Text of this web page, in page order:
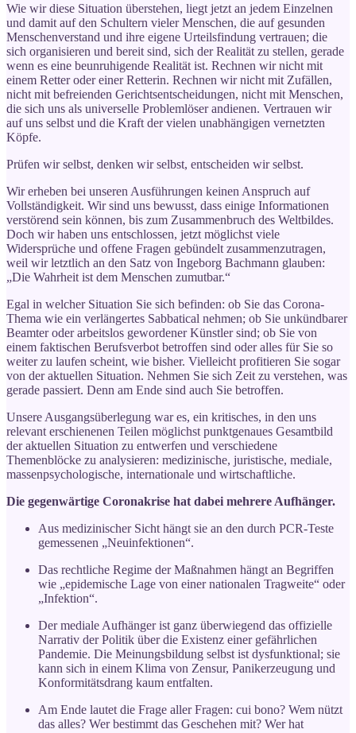
Wie wir diese Situation überstehen, liegt jetzt an jedem Einzelnen
und damit auf den Schultern vieler Menschen, die auf gesunden
Menschenverstand und ihre eigene Urteilsfindung vertrauen; die
sich organisieren und bereit sind, sich der Realität zu stellen, gerade
wenn es eine beunruhigende Realität ist. Rechnen wir nicht mit
einem Retter oder einer Retterin. Rechnen wir nicht mit Zufällen,
nicht mit befreienden Gerichtsentscheidungen, nicht mit Menschen,
die sich uns als universelle Problemlöser andienen. Vertrauen wir
auf uns selbst und die Kraft der vielen unabhängigen vernetzten
Köpfe.
Prüfen wir selbst, denken wir selbst, entscheiden wir selbst.
Wir erheben bei unseren Ausführungen keinen Anspruch auf
Vollständigkeit. Wir sind uns bewusst, dass einige Informationen
verstörend sein können, bis zum Zusammenbruch des Weltbildes.
Doch wir haben uns entschlossen, jetzt möglichst viele
Widersprüche und offene Fragen gebündelt zusammenzutragen,
weil wir letztlich an den Satz von Ingeborg Bachmann glauben:
„Die Wahrheit ist dem Menschen zumutbar.“
Egal in welcher Situation Sie sich befinden: ob Sie das Corona-
Thema wie ein verlängertes Sabbatical nehmen; ob Sie unkündbarer
Beamter oder arbeitslos gewordener Künstler sind; ob Sie von
einem faktischen Berufsverbot betroffen sind oder alles für Sie so
weiter zu laufen scheint, wie bisher. Vielleicht profitieren Sie sogar
von der aktuellen Situation. Nehmen Sie sich Zeit zu verstehen, was
gerade passiert. Denn am Ende sind auch Sie betroffen.
Unsere Ausgangsüberlegung war es, ein kritisches, in den uns
relevant erschienenen Teilen möglichst punktgenaues Gesamtbild
der aktuellen Situation zu entwerfen und verschiedene
Themenblöcke zu analysieren: medizinische, juristische, mediale,
massenpsychologische, internationale und wirtschaftliche.
Die gegenwärtige Coronakrise hat dabei mehrere Aufhänger.
Aus medizinischer Sicht hängt sie an den durch PCR-Teste
gemessenen „Neuinfektionen“.
Das rechtliche Regime der Maßnahmen hängt an Begriffen
wie „epidemische Lage von einer nationalen Tragweite“ oder
„Infektion“.
Der mediale Aufhänger ist ganz überwiegend das offizielle
Narrativ der Politik über die Existenz einer gefährlichen
Pandemie. Die Meinungsbildung selbst ist dysfunktional; sie
kann sich in einem Klima von Zensur, Panikerzeugung und
Konformitätsdrang kaum entfalten.
Am Ende lautet die Frage aller Fragen: cui bono? Wem nützt
das alles? Wer bestimmt das Geschehen mit? Wer hat